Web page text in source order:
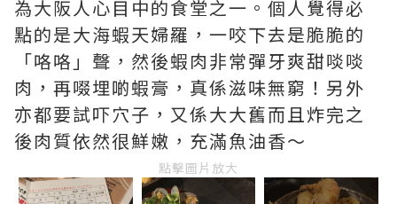
為大阪人心目中的食堂之一。個人覺得必
點的是大海蝦天婦羅，一咬下去是脆脆的
「咯咯」聲，然後蝦肉非常彈牙爽甜啖啖
肉，再啜埋啲蝦膏，真係滋味無窮！另外
亦都要試吓穴子，又係大大舊而且炸完之
後肉質依然很鮮嫩，充滿魚油香～
點擊圖片放大